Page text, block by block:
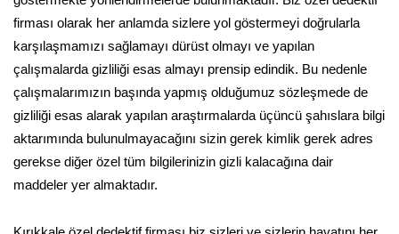
firması olarak her anlamda sizlere yol göstermeyi doğrularla
karşılaşmamızı sağlamayı dürüst olmayı ve yapılan
çalışmalarda gizliliği esas almayı prensip edindik. Bu nedenle
çalışmalarımızın başında yapmış olduğumuz sözleşmede de
gizliliği esas alarak yapılan araştırmalarda üçüncü şahıslara bilgi
aktarımında bulunulmayacağını sizin gerek kimlik gerek adres
gerekse diğer özel tüm bilgilerinizin gizli kalacağına dair
maddeler yer almaktadır.